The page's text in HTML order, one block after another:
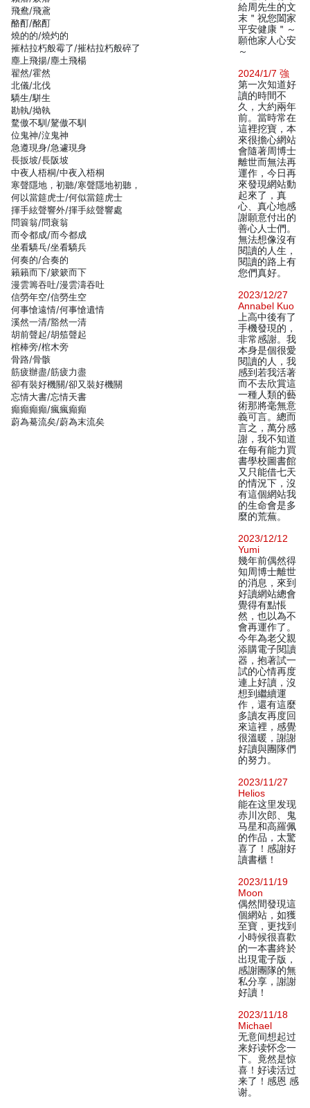
飛鴦/飛鳶
酪酊/酩酊
燒的的/燒灼的
摧枯拉朽般霉了/摧枯拉朽般碎了
塵上飛揚/塵土飛楊
翟然/霍然
北儀/北伐
驕生/駢生
勘執/拗執
騖傲不馴/驁傲不馴
位鬼神/泣鬼神
急遵現身/急遽現身
長扳坡/長阪坡
中夜人梧桐/中夜入梧桐
寒聲隱地，初聽/寒聲隱地初聽，
何以當筵虎士/何似當筵虎士
揮手絃聲響外/揮手絃聲響處
問簑翁/問衰翁
而令都成/而今都成
坐看驕乓/坐看驕兵
何奏的/合奏的
籟籟而下/簌簌而下
漫雲籌吞吐/漫雲濤吞吐
信勞年空/信勞生空
何事愴遠情/何事愴遺情
溪然一清/豁然一清
胡前聲起/胡笳聲起
棺棒旁/棺木旁
骨路/骨骸
筋疲辦盡/筋疲力盡
卻有裝好機關/卻又裝好機關
忘情大書/忘情天書
癲癲癲癲/瘋瘋癲癲
蔚為驀流矣/蔚為末流矣
給周先生的文
末＂祝您闔家
平安健康＂～
願他家人心安
～
2024/1/7 強
第一次知道好
讀的時間不
久，大約兩年
前。當時常在
這裡挖寶，本
來很擔心網站
會隨著周博士
離世而無法再
運作，今日再
來發現網站動
起來了，真
心、真心地感
謝願意付出的
善心人士們。
無法想像沒有
閱讀的人生，
閱讀的路上有
您們真好。
2023/12/27
Annabel Kuo
上高中後有了
手機發現的，
非常感謝。我
本身是個很愛
閱讀的人，我
感到若我活著
而不去欣賞這
一種人類的藝
術那將毫無意
義可言。總而
言之，萬分感
謝，我不知道
在每有能力買
書學校圖書館
又只能借七天
的情況下，沒
有這個網站我
的生命會是多
麼的荒蕪。
2023/12/12
Yumi
幾年前偶然得
知周博士離世
的消息，來到
好讀網站總會
覺得有點悵
然，也以為不
會再運作了。
今年為老父親
添購電子閱讀
器，抱著試一
試的心情再度
連上好讀，沒
想到繼續運
作，還有這麼
多讀友再度回
來這裡，感覺
很溫暖，謝謝
好讀與團隊們
的努力。
2023/11/27
Helios
能在这里发现
赤川次郎、鬼
马星和高羅佩
的作品，太驚
喜了！感謝好
讀書櫃！
2023/11/19
Moon
偶然間發現這
個網站，如獲
至寶，更找到
小時候很喜歡
的一本書終於
出現電子版，
感謝團隊的無
私分享，謝謝
好讀！
2023/11/18
Michael
无意间想起过
来好读怀念一
下。竟然是惊
喜！好读活过
来了！感恩 感
谢。